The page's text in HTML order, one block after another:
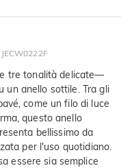
JECW0222F
tre tonalità delicate—
un anello sottile. Tra gli
come un filo di luce
questo anello
bellissimo da
per l'uso quotidiano.
essere sia semplice